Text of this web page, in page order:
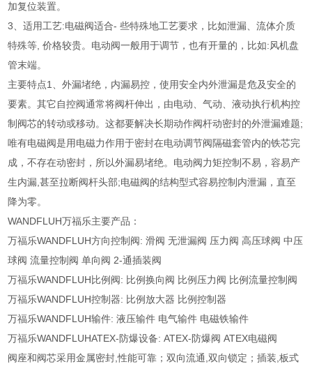
加复位装置。
3、适用工艺:电磁阀适合- 些特殊地工艺要求，比如泄漏、流体介质
特殊等, 价格较贵。电动阀一般用于调节，也有开量的，比如:风机盘
管末端。
主要特点1、外漏堵绝，内漏易控，使用安全内外泄漏是危及安全的
要素。其它自控阀通常将阀杆伸出，由电动、气动、液动执行机构控
制阀芯的转动或移动。这都要解决长期动作阀杆动密封的外泄漏难题;
唯有电磁阀是用电磁力作用于密封在电动调节阀隔磁套管内的铁芯完
成，不存在动密封，所以外漏易堵绝。电动阀力矩控制不易，容易产
生内漏,甚至拉断阀杆头部;电磁阀的结构型式容易控制内泄漏，直至
降为零。
WANDFLUH万福乐主要产品：
万福乐WANDFLUH方向控制阀: 滑阀 无泄漏阀 压力阀 高压球阀 中压
球阀 流量控制阀 单向阀 2-通插装阀
万福乐WANDFLUH比例阀: 比例换向阀 比例压力阀 比例流量控制阀
万福乐WANDFLUH控制器: 比例放大器 比例控制器
万福乐WANDFLUH输件: 液压输件 电气输件 电磁铁输件
万福乐WANDFLUHATEX-防爆设备: ATEX-防爆阀 ATEX电磁阀
阀座和阀芯采用金属密封,性能可靠；双向流通,双向锁定；插装,板式